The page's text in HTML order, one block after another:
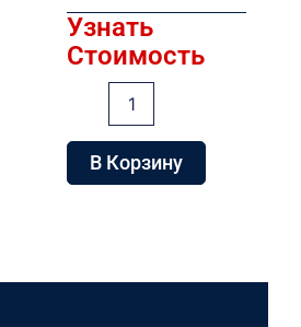
Узнать
Стоимость
управления
Carlos
В Корзину